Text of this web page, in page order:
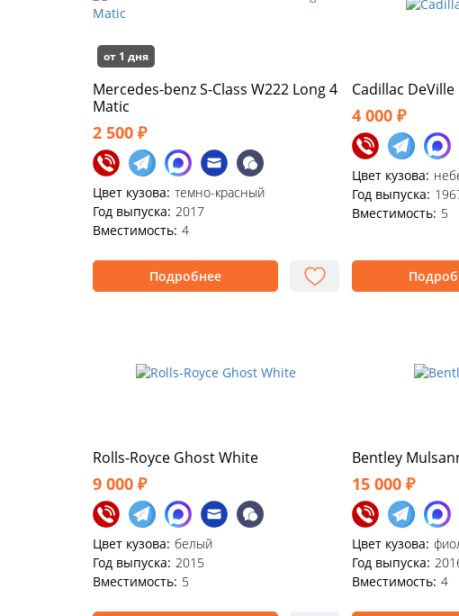
от 1 дня
Mercedes-benz S-Class W222 Long 4
Matic
2 500 ₽
Цвет кузова: темно-красный
Год выпуска: 2017
Вместимость: 4
Подробнее
Cadillac DeVille
4 000 ₽
Цвет кузова:
Год выпуска:
Вместимость: 5
Rolls-Royce Ghost White
9 000 ₽
Цвет кузова: белый
Год выпуска: 2015
Вместимость: 5
Bentley
15 000 ₽
Цвет кузова:
Год выпуска:
Вместимость: 4